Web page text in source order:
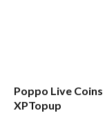
Poppo Live
XPTopup